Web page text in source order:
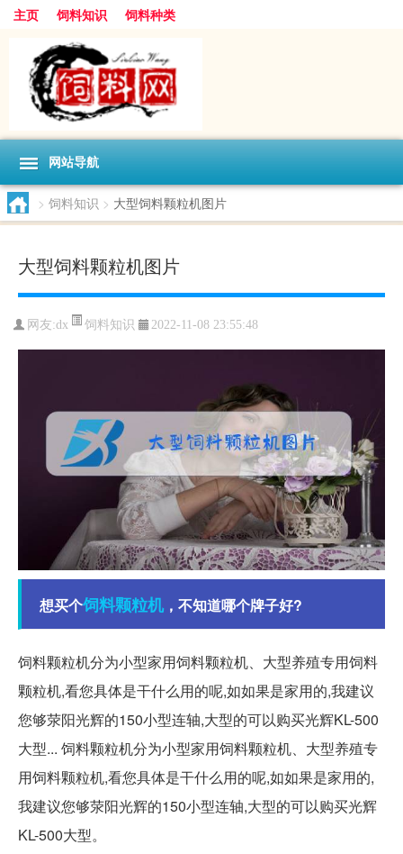
主页 饲料知识 饲料种类
网站导航
> 饲料知识 > 大型饲料颗粒机图片
大型饲料颗粒机图片
网友:dx 饲料知识 2022-11-08 23:55:48
想买个饲料颗粒机 ，不知道哪个牌子好?
饲料颗粒机分为小型家用饲料颗粒机、大型养殖专用饲料
颗粒机,看您具体是干什么用的呢,如如果是家用的,我建议
您够荥阳光辉的150小型连轴,大型的可以购买光辉KL-500
大型... 饲料颗粒机分为小型家用饲料颗粒机、大型养殖专
用饲料颗粒机,看您具体是干什么用的呢,如如果是家用的,
我建议您够荥阳光辉的150小型连轴,大型的可以购买光辉
KL-500大型。